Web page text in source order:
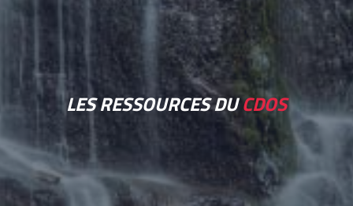
LES RESSOURCES DUCDOS